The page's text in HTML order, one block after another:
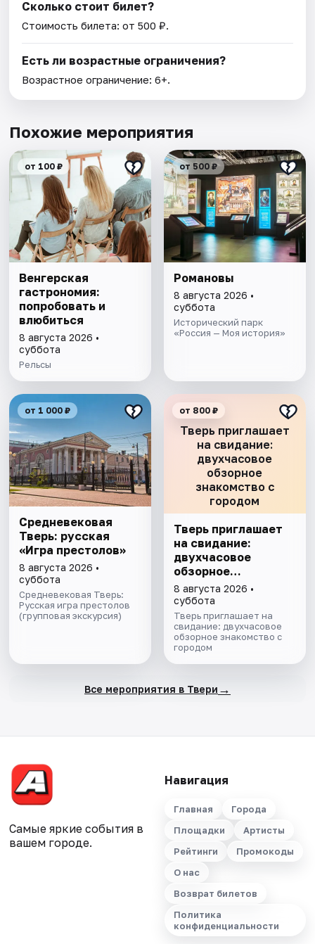
Сколько стоит билет?
Стоимость билета: от 500 ₽.
Есть ли возрастные ограничения?
Возрастное ограничение: 6+.
Похожие мероприятия
от 100 ₽
Венгерская
гастрономия:
попробовать и
влюбиться
8 августа 2026 •
суббота
Рельсы
от 500 ₽
Романовы
8 августа 2026 •
суббота
Исторический парк
«Россия — Моя история»
от 1 000 ₽
Средневековая
Тверь: русская
«Игра престолов»
8 августа 2026 •
суббота
Средневековая Тверь:
Русская игра престолов
(групповая экскурсия)
Тверь приглашает
на свидание:
двухчасовое
обзорное
знакомство с
городом
от 800 ₽
Тверь приглашает
на свидание:
двухчасовое
обзорное
знакомство с
городом
8 августа 2026 •
суббота
Тверь приглашает на
свидание: двухчасовое
обзорное знакомство с
городом
Все мероприятия в Твери →
Самые яркие события в
вашем городе.
Навигация
Главная
Города
Площадки
Артисты
Рейтинги
Промокоды
О нас
Возврат билетов
Политика
конфиденциальности